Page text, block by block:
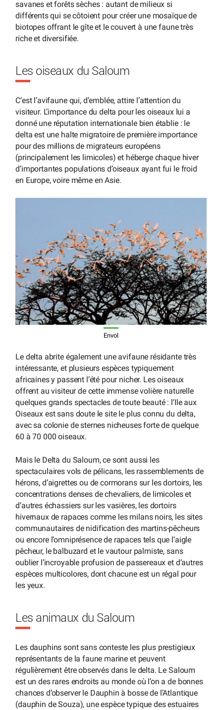
savanes et forêts sèches : autant de milieux si
différents qui se côtoient pour créer une mosaïque de
biotopes offrant le gîte et le couvert à une faune très
riche et diversifiée.
Les oiseaux du Saloum
C’est l’avifaune qui, d’emblée, attire l’attention du
visiteur. L’importance du delta pour les oiseaux lui a
donné une réputation internationale bien établie : le
delta est une halte migratoire de première importance
pour des millions de migrateurs européens
(principalement les limicoles) et héberge chaque hiver
d’importantes populations d’oiseaux ayant fui le froid
en Europe, voire même en Asie.
Envol
Le delta abrite également une avifaune résidante très
intéressante, et plusieurs espèces typiquement
africaines y passent l’été pour nicher. Les oiseaux
offrent au visiteur de cette immense volière naturelle
quelques grands spectacles de toute beauté : l’Ile aux
Oiseaux est sans doute le site le plus connu du delta,
avec sa colonie de sternes nicheuses forte de quelque
60 à 70 000 oiseaux.
Mais le Delta du Saloum, ce sont aussi les
spectaculaires vols de pélicans, les rassemblements de
hérons, d’aigrettes ou de cormorans sur les dortoirs, les
concentrations denses de chevaliers, de limicoles et
d’autres échassiers sur les vasières, les dortoirs
hivernaux de rapaces comme les milans noirs, les sites
communautaires de nidification des martins-pêcheurs
ou encore l’omniprésence de rapaces tels que l’aigle
pêcheur, le balbuzard et le vautour palmiste, sans
oublier l’incroyable profusion de passereaux et d’autres
espèces multicolores, dont chacune est un régal pour
les yeux.
Les animaux du Saloum
Les dauphins sont sans conteste les plus prestigieux
représentants de la faune marine et peuvent
régulièrement être observés dans le delta. Le Saloum
est un des rares endroits au monde où l’on a de bonnes
chances d’observer le Dauphin à bosse de l’Atlantique
(dauphin de Souza), une espèce typique des estuaires